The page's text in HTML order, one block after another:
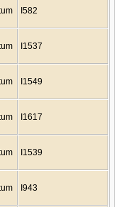
I582
I1537
I1549
I1617
I1539
I943